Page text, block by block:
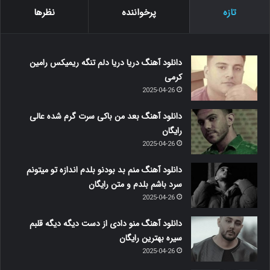
تازه پرخواننده نظرها
دانلود آهنگ دریا دریا دلم تنگه ریمیکس رامین
کرمی
2025-04-26
دانلود آهنگ بعد من باکی سرت گرم شده عالی
رایگان
2025-04-26
دانلود آهنگ منم بد بودنو بلدم اندازه تو میتونم
سرد باشم بلدم و متن رایگان
2025-04-26
دانلود آهنگ منو دادی از دست دیگه دیگه قلبم
سیره بهترین رایگان
2025-04-26